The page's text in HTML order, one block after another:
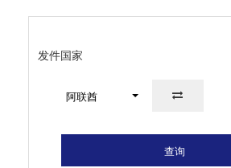
发件国家
阿联酋
查询